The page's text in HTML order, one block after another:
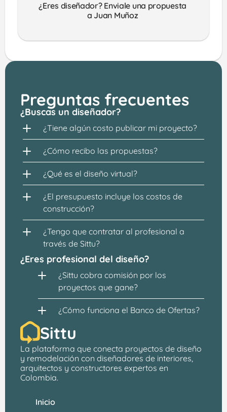
¿Eres diseñador? Enviale una propuesta
a Juan Muñoz
Preguntas frecuentes
¿Buscas un diseñador?
¿Tiene algún costo publicar mi proyecto?
¿Cómo recibo las propuestas?
¿Qué es el diseño virtual?
¿El presupuesto incluye los costos de
construcción?
¿Tengo que contratar al profesional a
través de Sittu?
¿Eres profesional del diseño?
¿Sittu cobra comisión por los
proyectos que gane?
¿Cómo funciona el Banco de Ofertas?
Sittu
La plataforma que conecta proyectos de diseño
y remodelación con diseñadores de interiores,
arquitectos y constructores expertos en
Colombia.
Inicio